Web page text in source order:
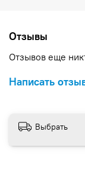
Отзывы
Отзывов еще
Написать
Выбрать